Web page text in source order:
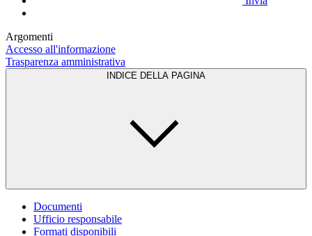
Argomenti
Accesso all'informazione
Trasparenza amministrativa
INDICE DELLA PAGINA
Documenti
Ufficio responsabile
Formati disponibili